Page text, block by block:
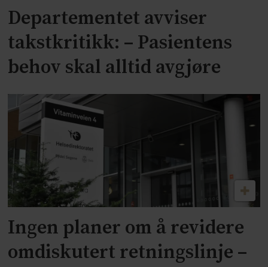
Departementet avviser
takstkritikk: – Pasientens
behov skal alltid avgjøre
Ingen planer om å revidere
omdiskutert retningslinje –